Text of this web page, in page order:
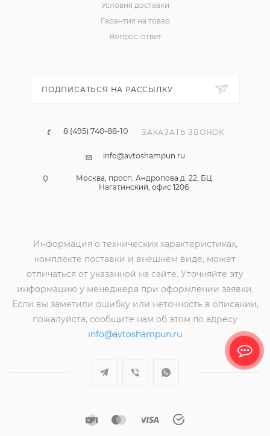
Условия доставки
Гарантия на товар
Вопрос-ответ
ПОДПИСАТЬСЯ НА РАССЫЛКУ
8 (495) 740-88-10 ЗАКАЗАТЬ ЗВОНОК
info@avtoshampun.ru
Москва, просп. Андропова д. 22, БЦ
Нагатинский, офис 1206
Информация о технических характеристиках,
комплекте поставки и внешнем виде, может
отличаться от указанной на сайте. Уточняйте эту
информацию у менеджера при оформлении заявки.
Если вы заметили ошибку или неточность в описании,
пожалуйста, сообщите нам об этом по адресу
info@avtoshampun.ru